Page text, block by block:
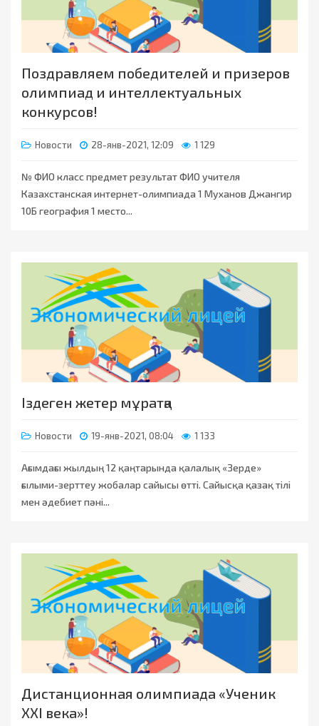
Поздравляем победителей и призеров
олимпиад и интеллектуальных
конкурсов!
Новости 28-янв-2021, 12:09 1 129
№ ФИО класс предмет результат ФИО учителя
Казахстанская интернет-олимпиада 1 Муханов Джангир
10Б география 1 место...
Іздеген жетер мұратқа
Новости 19-янв-2021, 08:04 1 133
Ағымдағы жылдың 12 қаңтарында қалалық «Зерде»
ғылыми-зерттеу жобалар сайысы өтті. Сайысқа қазақ тілі
мен әдебиет пәні...
Дистанционная олимпиада «Ученик
XXI века»!